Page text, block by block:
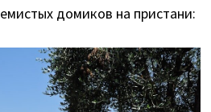
домиков на пристани: